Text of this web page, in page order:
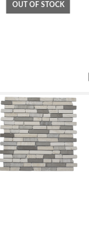
OUT OF STOCK